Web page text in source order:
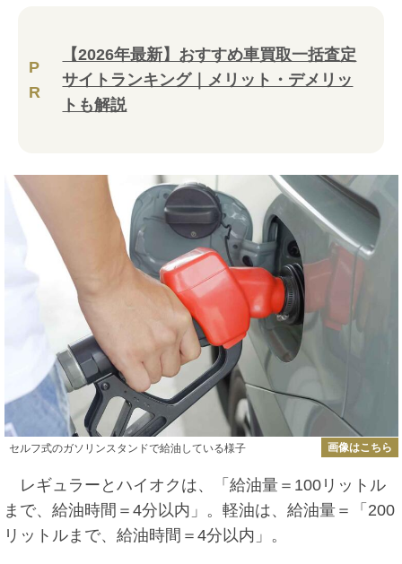
P
R
【2026年最新】おすすめ車買取一括査定
サイトランキング｜メリット・デメリッ
トも解説
セルフ式のガソリンスタンドで給油している様子 画像はこちら
レギュラーとハイオクは、「給油量＝100リットル
まで、給油時間＝4分以内」。軽油は、給油量＝「200
リットルまで、給油時間＝4分以内」。